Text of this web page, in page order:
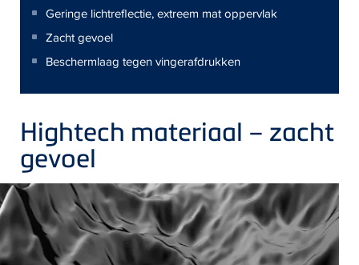
Geringe lichtreflectie, extreem mat oppervlak
Zacht gevoel
Beschermlaag tegen vingerafdrukken
Hightech materiaal – zacht
gevoel